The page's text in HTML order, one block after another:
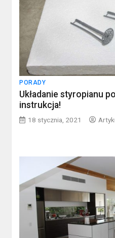
PORADY
Układanie styropianu
instrukcja!
18 stycznia, 2021